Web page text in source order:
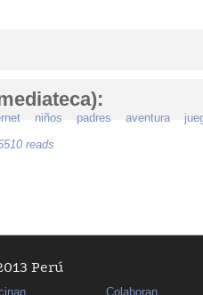
niños padres aventura
reads
Perú
Colaboran